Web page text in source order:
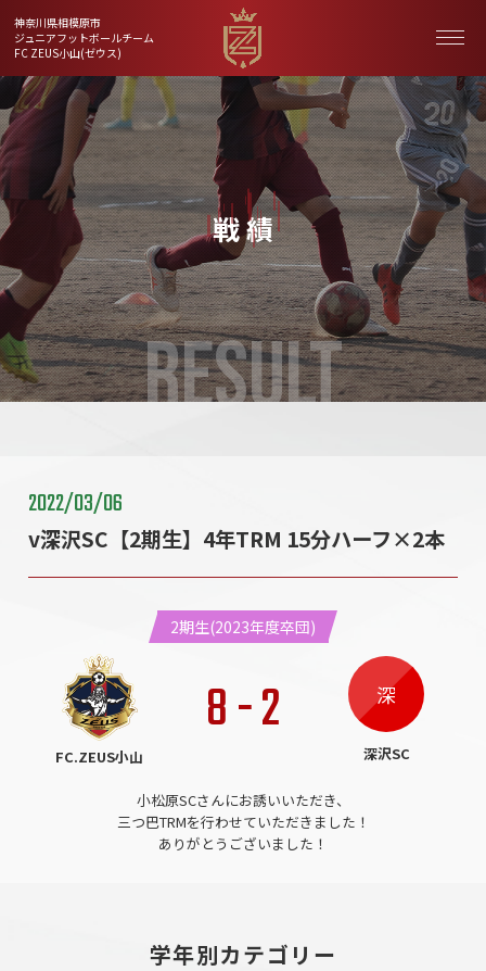
神奈川県相模原市
ジュニアフットボールチーム
FC ZEUS小山(ゼウス)
戦 績
RESULT
2022/03/06
v深沢SC【2期生】4年TRM 15分ハーフ×2本
2期生(2023年度卒団)
FC.ZEUS小山
8-2 深
深沢SC
小松原SCさんにお誘いいただき、
三つ巴TRMを行わせていただきました！
ありがとうございました！
学年別カテゴリー